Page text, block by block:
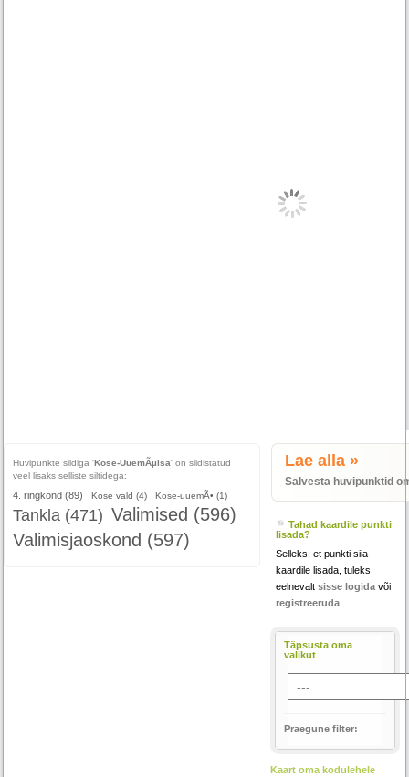
Huvipunkte sildiga 'Kose-UuemÃµisa' on sildistatud
veel lisaks selliste siltidega:
4. ringkond (89) Kose vald (4) Kose-uuemÃ• (1)
Tankla (471) Valimised (596)
Valimisjaoskond (597)
Lae alla »
Salvesta huvipunktid
Tahad kaardile punkti
lisada?
Selleks, et punkti siia
kaardile lisada, tuleks
eelnevalt sisse logidavõi
registreeruda.
Täpsusta oma
valikut
Praegune filter:
Kaart oma kodulehele